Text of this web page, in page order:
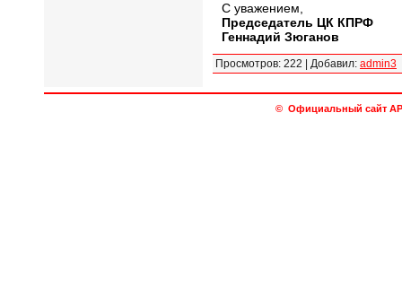
С уважением,
Председатель ЦК КПРФ
Геннадий Зюганов
Просмотров: 222 Добавил: admin3
© Официальный сайт